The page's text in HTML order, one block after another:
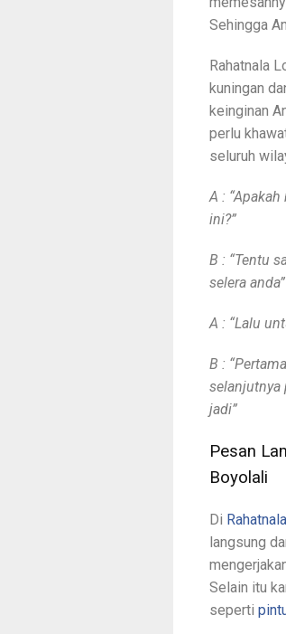
Sehingga
Rahatnala
kuningan
keinginan
perlu
seluruh
A :
ini?”
B : “Tentu
selera anda”
A : “Lalu
B :
selanjutnya
jadi”
Pesan
Boyolali
Di
langsung
Selain itu
seperti